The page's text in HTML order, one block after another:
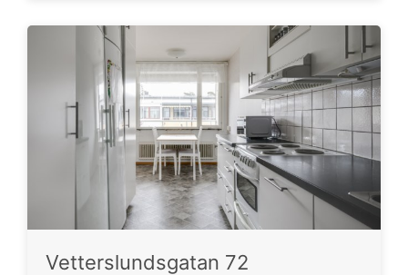
Vetterslundsgatan 72